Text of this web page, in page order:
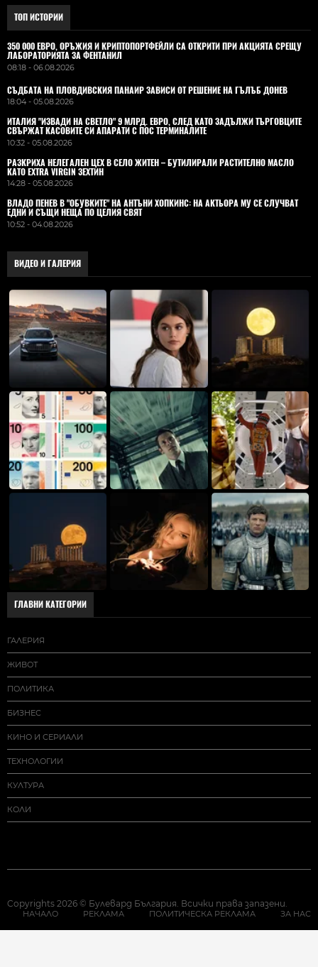
ТОП ИСТОРИИ
350 000 ЕВРО, ОРЪЖИЯ И КРИПТОПОРТФЕЙЛИ СА ОТКРИТИ ПРИ АКЦИЯТА СРЕЩУ
ЛАБОРАТОРИЯТА ЗА ФЕНТАНИЛ
08:18 - 06.08.2026
СЪДБАТА НА ПЛОВДИВСКИЯ ПАНАИР ЗАВИСИ ОТ РЕШЕНИЕ НА ГЪЛЪБ ДОНЕВ
18:04 - 05.08.2026
ИТАЛИЯ "ИЗВАДИ НА СВЕТЛО" 9 МЛРД. ЕВРО, СЛЕД КАТО ЗАДЪЛЖИ ТЪРГОВЦИТЕ
СВЪРЖАТ КАСОВИТЕ СИ АПАРАТИ С ПОС ТЕРМИНАЛИТЕ
10:32 - 05.08.2026
РАЗКРИХА НЕЛЕГАЛЕН ЦЕХ В СЕЛО ЖИТЕН – БУТИЛИРАЛИ РАСТИТЕЛНО МАСЛО
КАТО EXTRA VIRGIN ЗЕХТИН
14:28 - 05.08.2026
ВЛАДO ПЕНЕВ В "ОБУВКИТЕ" НА АНТЪНИ ХОПКИНС: НА АКТЬОРА МУ СЕ СЛУЧВАТ
ЕДНИ И СЪЩИ НЕЩА ПО ЦЕЛИЯ СВЯТ
10:52 - 04.08.2026
ВИДЕО И ГАЛЕРИЯ
ГЛАВНИ КАТЕГОРИИ
ГАЛЕРИЯ
ЖИВОТ
ПОЛИТИКА
БИЗНЕС
КИНО И СЕРИАЛИ
ТЕХНОЛОГИИ
КУЛТУРА
КОЛИ
Copyrights 2026 © Булевард България. Всички права запазени.
НАЧАЛО РЕКЛАМА ПОЛИТИЧЕСКА РЕКЛАМА ЗА НАС